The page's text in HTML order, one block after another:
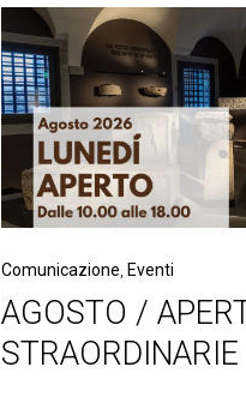
Comunicazione Eventi
AGOSTO /
STRAORDINARIE